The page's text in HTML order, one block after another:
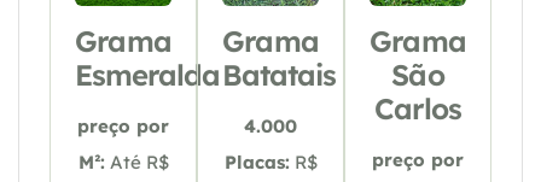
Grama
Esmeralda
preço por
M²: Até R$
Grama
Batatais
4.000
Placas: R$
Grama
São
Carlos
preço por